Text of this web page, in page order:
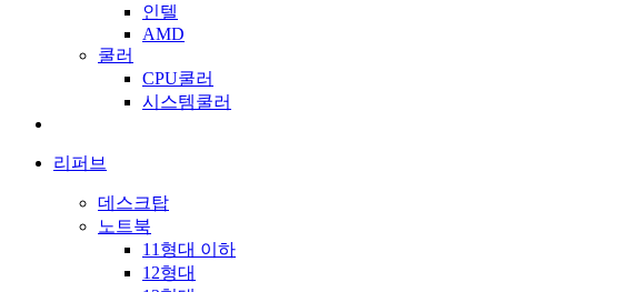
인텔
AMD
쿨러
CPU쿨러
시스템쿨러
리퍼브
데스크탑
노트북
11형대 이하
12형대